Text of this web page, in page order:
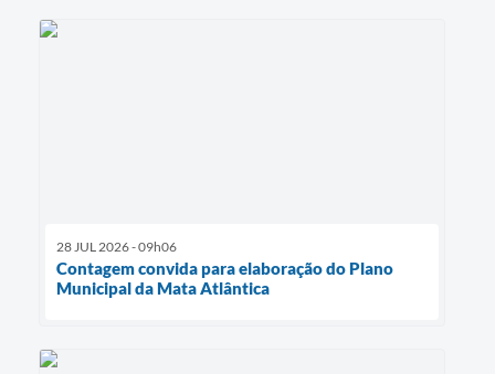
28 JUL 2026 - 09h06
Contagem convida para elaboração do Plano
Municipal da Mata Atlântica